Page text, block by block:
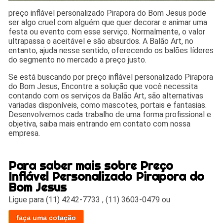
preço inflável personalizado Pirapora do Bom Jesus pode
ser algo cruel com alguém que quer decorar e animar uma
festa ou evento com esse serviço. Normalmente, o valor
ultrapassa o aceitável e são absurdos. A Balão Art, no
entanto, ajuda nesse sentido, oferecendo os balões líderes
do segmento no mercado a preço justo.
Se está buscando por preço inflável personalizado Pirapora
do Bom Jesus, Encontre a solução que você necessita
contando com os serviços da Balão Art, são alternativas
variadas disponíveis, como mascotes, portais e fantasias.
Desenvolvemos cada trabalho de uma forma profissional e
objetiva, saiba mais entrando em contato com nossa
empresa.
Para saber mais sobre Preço
Inflável Personalizado Pirapora do
Bom Jesus
Ligue para(11) 4242-7733 ,(11) 3603-0479 ou
faça uma cotação